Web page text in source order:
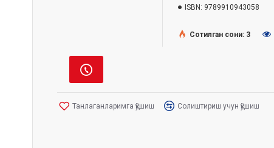
ISBN: 9789910943058
Сотилган сони: 3
Танлаганларимга қўшиш Солиштириш учун қўшиш